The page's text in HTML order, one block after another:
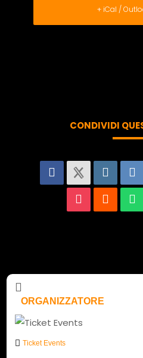
+ iCal /
CONDIVIDI
ORGANIZZATORE
Ticket Events